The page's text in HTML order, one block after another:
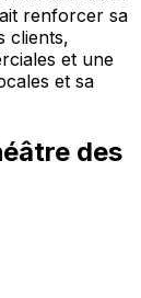
renforcer sa
clients,
et une
et sa
des